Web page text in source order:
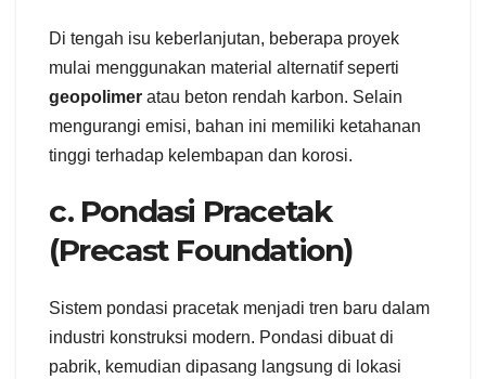
Di tengah isu keberlanjutan, beberapa proyek
mulai menggunakan material alternatif seperti
geopolimer atau beton rendah karbon. Selain
mengurangi emisi, bahan ini memiliki ketahanan
tinggi terhadap kelembapan dan korosi.
c. Pondasi Pracetak
(Precast Foundation)
Sistem pondasi pracetak menjadi tren baru dalam
industri konstruksi modern. Pondasi dibuat di
pabrik, kemudian dipasang langsung di lokasi